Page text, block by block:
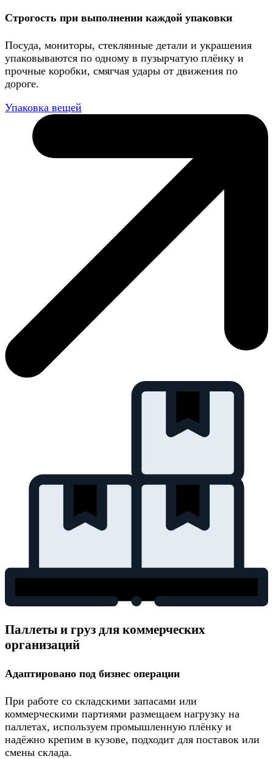
Строгость при выполнении каждой упаковки
Посуда, мониторы, стеклянные детали и украшения
упаковываются по одному в пузырчатую плёнку и
прочные коробки, смягчая удары от движения по
дороге.
Упаковка вещей
Паллеты и груз для коммерческих
организаций
Адаптировано под бизнес операции
При работе со складскими запасами или
коммерческими партиями размещаем нагрузку на
паллетах, используем промышленную плёнку и
надёжно крепим в кузове, подходит для поставок или
смены склада.